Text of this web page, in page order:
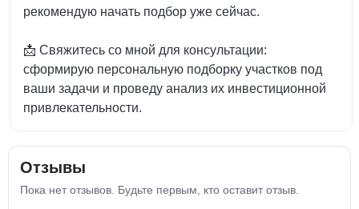
рекомендую начать подбор уже сейчас.
📩 Свяжитесь со мной для консультации:
сформирую персональную подборку участков под
ваши задачи и проведу анализ их инвестиционной
привлекательности.
Отзывы
Пока нет отзывов. Будьте первым, кто оставит отзыв.